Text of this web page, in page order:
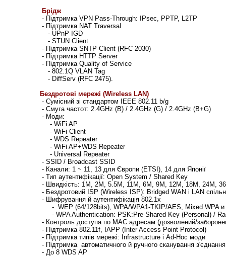
Брідж
- Підтримка VPN Pass-Through: IPsec, PPTP, L2TP
- Підтримка NAT Traversal
- UPnP IGD
- STUN Client
- Підтримка SNTP Client (RFC 2030)
- Підтримка HTTP Server
- Підтримка Quality of Service
- 802.1Q VLAN Tag
- DiffServ (RFC 2475).
Бездротові мережі (Wireless LAN)
- Сумісний зі стандартом IEEE 802.11 b/g
- Смуга частот: 2.4GHz (B) / 2.4GHz (G) / 2.4GHz (B+G)
- Моди:
- WiFi AP
- WiFi Client
- WDS Repeater
- WiFi AP+WDS Repeater
- Universal Repeater
- SSID / Broadcast SSID
- Канали: 1 ~ 11, 13 для Європи (ETSI), 14 для Японії
- Тип аутентифікації: Open System / Shared Key
- Швидкість: 1M, 2M, 5.5M, 11M, 6M, 9M, 12M, 18M, 24M,
- Бездротовий ISP (Wireless ISP): Bridged WAN і LAN
- Шифрування й аутентифікація 802.1x
- WEP (64/128bits), WPA/WPA1-TKIP/AES, Mixed WPA
- WPA Authentication: PSK:Pre-Shared Key (Personal) /
- Контроль доступа по MAC адресам (дозволений/
- Підтримка 802.11f, IAPP (Inter Access Point Protocol)
- Підтримка типів мережі: Infrastructure і Ad-Hoc моди
- Підтримка автоматичного й ручного сканування з'єднання
- До 8 WDS AP